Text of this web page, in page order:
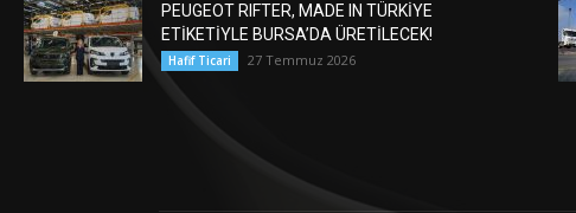
PEUGEOT RIFTER, MADE IN TÜRKİYE
ETİKETİYLE BURSA’DA ÜRETİLECEK!
Hafif Ticari 27 Temmuz 2026